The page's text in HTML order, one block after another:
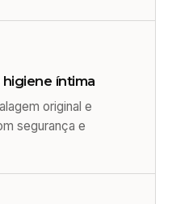
íntima
original e
segurança e